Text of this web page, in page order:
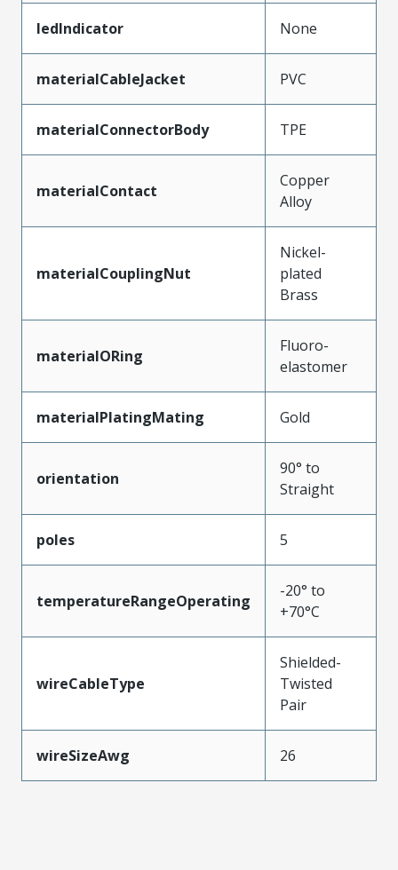
ledIndicator None
materialCableJacket PVC
materialConnectorBody TPE
materialContact
Copper
Alloy
materialCouplingNut
Nickel-
plated
Brass
materialORing
Fluoro-
elastomer
materialPlatingMating Gold
orientation
90° to
Straight
poles 5
temperatureRangeOperating
-20° to
+70°C
wireCableType
Shielded-
Twisted
Pair
wireSizeAwg 26